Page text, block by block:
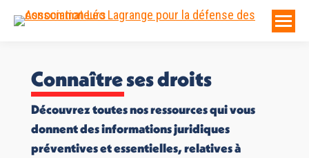
Connaître ses droits
Découvrez toutes nos ressources qui vous
donnent des informations juridiques
préventives et essentielles, relatives à